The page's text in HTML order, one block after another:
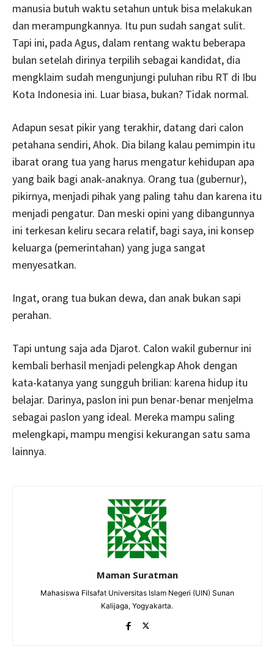
manusia butuh waktu setahun untuk bisa melakukan
dan merampungkannya. Itu pun sudah sangat sulit.
Tapi ini, pada Agus, dalam rentang waktu beberapa
bulan setelah dirinya terpilih sebagai kandidat, dia
mengklaim sudah mengunjungi puluhan ribu RT di Ibu
Kota Indonesia ini. Luar biasa, bukan? Tidak normal.
Adapun sesat pikir yang terakhir, datang dari calon
petahana sendiri, Ahok. Dia bilang kalau pemimpin itu
ibarat orang tua yang harus mengatur kehidupan apa
yang baik bagi anak-anaknya. Orang tua (gubernur),
pikirnya, menjadi pihak yang paling tahu dan karena itu
menjadi pengatur. Dan meski opini yang dibangunnya
ini terkesan keliru secara relatif, bagi saya, ini konsep
keluarga (pemerintahan) yang juga sangat
menyesatkan.
Ingat, orang tua bukan dewa, dan anak bukan sapi
perahan.
Tapi untung saja ada Djarot. Calon wakil gubernur ini
kembali berhasil menjadi pelengkap Ahok dengan
kata-katanya yang sungguh brilian: karena hidup itu
belajar. Darinya, paslon ini pun benar-benar menjelma
sebagai paslon yang ideal. Mereka mampu saling
melengkapi, mampu mengisi kekurangan satu sama
lainnya.
Maman Suratman
Mahasiswa Filsafat Universitas Islam Negeri (UIN) Sunan
Kalijaga, Yogyakarta.